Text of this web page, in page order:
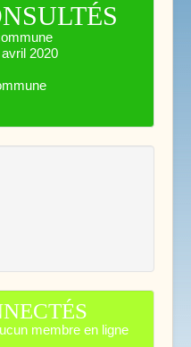
2020
membre en ligne